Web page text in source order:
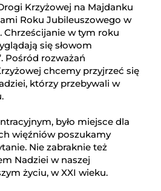
Krzyżowej na Majdanku
Roku Jubileuszowego w
Chrześcijanie w tym roku
się słowom
Pośród rozważań
chcemy przyjrzeć się
którzy przebywali w
było miejsce dla
więźniów poszukamy
Nie zabraknie też
Nadziei w naszej
życiu, w XXI wieku.